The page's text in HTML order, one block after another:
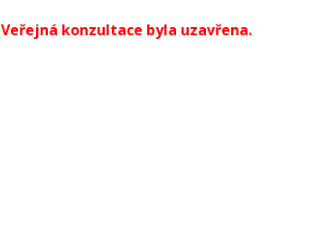
Veřejná konzultace byla uzavřena.